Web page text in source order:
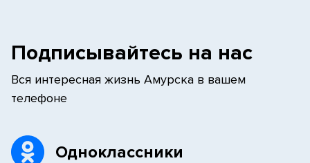
Подписывайтесь на нас
Вся интересная жизнь Амурска в вашем
телефоне
Одноклассники